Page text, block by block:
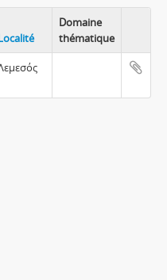
Domaine
thématique